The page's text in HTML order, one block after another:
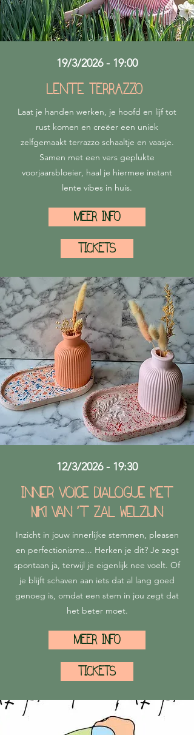
19/3/2026 - 19:00
lente TERRAZZO
Laat je handen werken, je hoofd en lijf tot
rust komen en creëer een uniek
zelfgemaakt terrazzo schaaltje en vaasje.
Samen met een vers geplukte
voorjaarsbloeier, haal je hiermee instant
lente vibes in huis.
MEER INFO
TICKETS
12/3/2026 - 19:30
Inner Voice Dialogue met
Niki van 't Zal Welzijn
Inzicht in jouw innerlijke stemmen, pleasen
en perfectionisme... Herken je dit? Je zegt
spontaan ja, terwijl je eigenlijk nee voelt. Of
je blijft schaven aan iets dat al lang goed
genoeg is, omdat een stem in jou zegt dat
het beter moet.
MEER INFO
TICKETS